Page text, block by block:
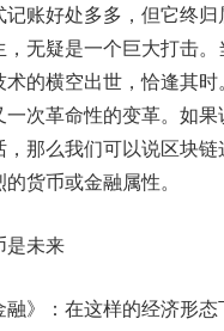
好处多多，但它终归
，无疑是一个巨大打击
术的横空出世，恰逢其
一次革命性的变革。如
，那么我们可以说区块
货币或金融属性。
未来
：在这样的经济形态